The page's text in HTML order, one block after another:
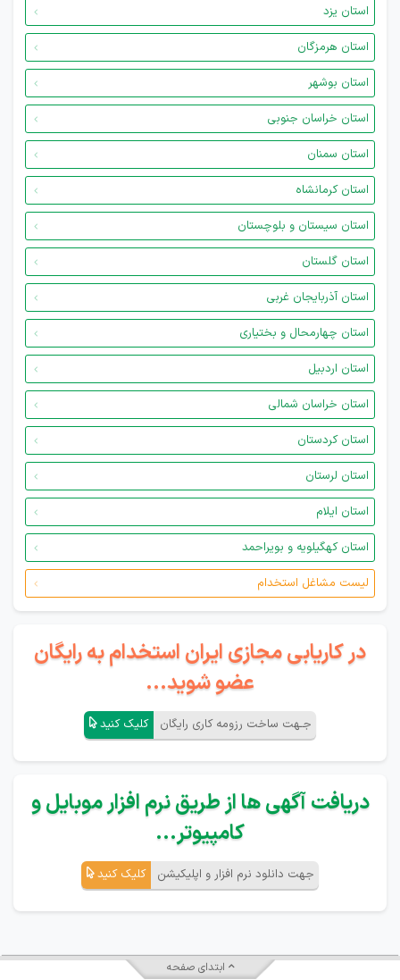
استان یزد
استان هرمزگان
استان بوشهر
استان خراسان جنوبی
استان سمنان
استان کرمانشاه
استان سیستان و بلوچستان
استان گلستان
استان آذربایجان غربی
استان چهارمحال و بختیاری
استان اردبیل
استان خراسان شمالی
استان کردستان
استان لرستان
استان ایلام
استان کهگیلویه و بویراحمد
لیست مشاغل استخدام
در کاریابی مجازی ایران استخدام به رایگان
عضو شوید...
جـهت ساخت رزومه کاری رایگان کلیک کنید
دریافت آگهی ها از طریق نرم افزار موبایل و
کامپیوتر...
جهت دانلود نرم افزار و اپلیکیشن کلیک کنید
ابتدای صفحه